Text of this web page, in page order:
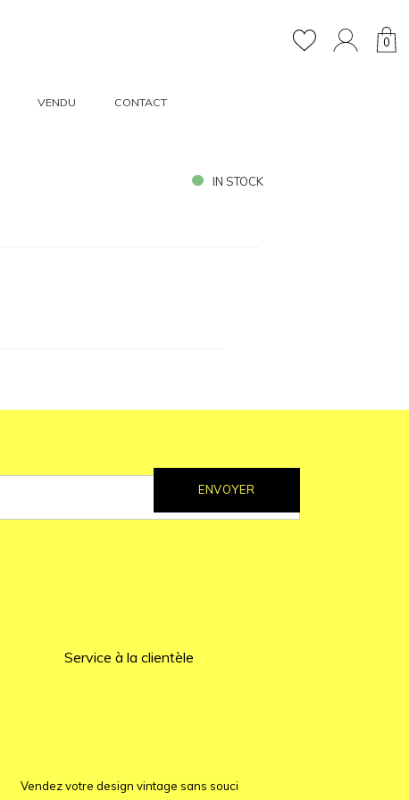
0
VENDU CONTACT
IN STOCK
ENVOYER
Service à la clientèle
Vendez votre design vintage sans souci